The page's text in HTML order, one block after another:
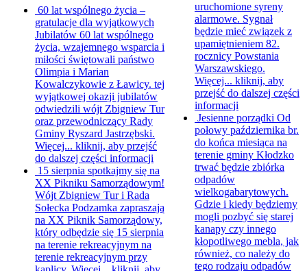
60 lat wspólnego życia –
gratulacje dla wyjątkowych
Jubilatów 60 lat wspólnego
życia, wzajemnego wsparcia i
miłości świętowali państwo
Olimpia i Marian
Kowalczykowie z Ławicy. tej
wyjątkowej okazji jubilatów
odwiedzili wójt Zbigniew Tur
oraz przewodniczący Rady
Gminy Ryszard Jastrzębski.
Więcej... kliknij, aby przejść
do dalszej części informacji
15 sierpnia spotkajmy się na
XX Pikniku Samorządowym!
Wójt Zbigniew Tur i Rada
Sołecka Podzamka zapraszają
na XX Piknik Samorządowy,
który odbędzie się 15 sierpnia
na terenie rekreacyjnym na
terenie rekreacyjnym przy
uruchomione syreny
alarmowe. Sygnał
będzie mieć związek z
upamiętnieniem 82.
rocznicy Powstania
Warszawskiego.
Więcej... kliknij, aby
przejść do dalszej części
informacji
Jesienne porządki Od
połowy października br.
do końca miesiąca na
terenie gminy Kłodzko
trwać będzie zbiórka
odpadów
wielkogabarytowych.
Gdzie i kiedy będziemy
mogli pozbyć się starej
kanapy czy innego
kłopotliwego mebla, jak
również, co należy do
tego rodzaju odpadów